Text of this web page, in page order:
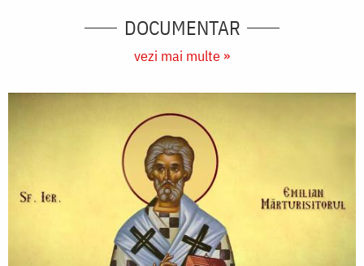
DOCUMENTAR
vezi mai multe »